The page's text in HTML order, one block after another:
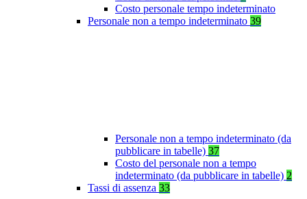
Costo personale tempo indeterminato
Personale non a tempo indeterminato 39
Personale non a tempo indeterminato (da
pubblicare in tabelle) 37
Costo del personale non a tempo
indeterminato (da pubblicare in tabelle) 2
Tassi di assenza 33